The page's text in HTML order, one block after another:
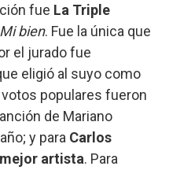
fue La Triple
Mi bien. Fue la única que
el jurado fue
eligió al suyo como
populares fueron
de Mariano
y para Carlos
mejor artista. Para